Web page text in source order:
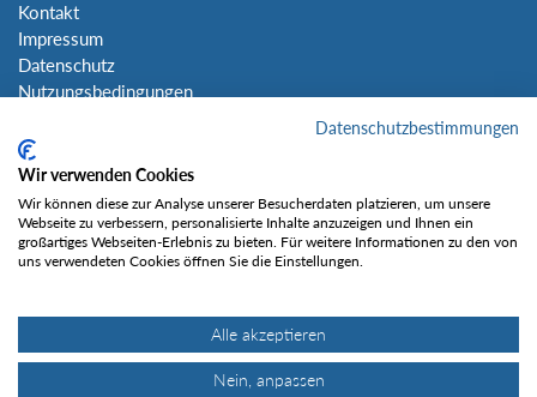
Kontakt
Impressum
Datenschutz
Nutzungsbedingungen
Social Media
Gefällt mir
Datenschutzbestimmungen
Wir verwenden Cookies
Wir können diese zur Analyse unserer Besucherdaten platzieren, um unsere
Webseite zu verbessern, personalisierte Inhalte anzuzeigen und Ihnen ein
großartiges Webseiten-Erlebnis zu bieten. Für weitere Informationen zu den von
uns verwendeten Cookies öffnen Sie die Einstellungen.
Alle akzeptieren
Nein, anpassen